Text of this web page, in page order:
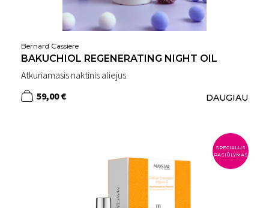
Bernard Cassiere
BAKUCHIOL REGENERATING NIGHT OIL
Atkuriamasis naktinis aliejus
59,00 €
DAUGIAU
SPECIALUS
PASIŪLYMAS